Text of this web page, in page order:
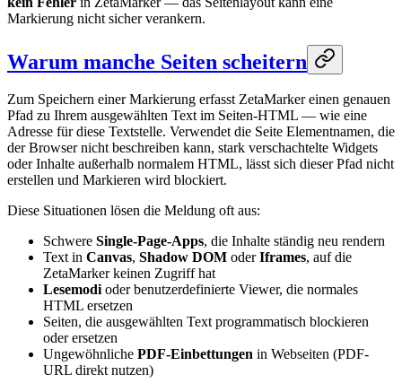
Markierung nicht sicher verankern.
Warum manche Seiten scheitern
Zum Speichern einer Markierung erfasst ZetaMarker einen genauen
Pfad zu Ihrem ausgewählten Text im Seiten-HTML — wie eine
Adresse für diese Textstelle. Verwendet die Seite Elementnamen, die
der Browser nicht beschreiben kann, stark verschachtelte Widgets
oder Inhalte außerhalb normalem HTML, lässt sich dieser Pfad nicht
erstellen und Markieren wird blockiert.
Diese Situationen lösen die Meldung oft aus:
Schwere Single-Page-Apps, die Inhalte ständig neu rendern
Text in Canvas, Shadow DOM oderIframes, auf die
ZetaMarker keinen Zugriff hat
Lesemodioder benutzerdefinierte Viewer, die normales
HTML ersetzen
Seiten, die ausgewählten Text programmatisch blockieren
oder ersetzen
Ungewöhnliche PDF-Einbettungen in Webseiten (PDF-
URL direkt nutzen)